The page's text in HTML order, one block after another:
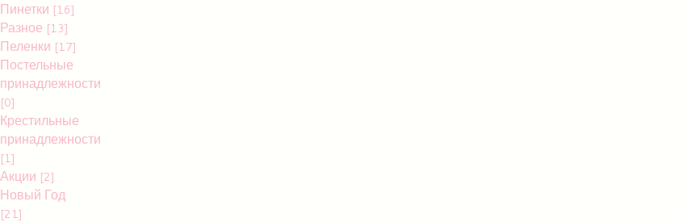
Пинетки [16]
Разное [13]
Пеленки [17]
Постельные
принадлежности
[0]
Крестильные
принадлежности
[1]
Акции [2]
Новый Год
[21]